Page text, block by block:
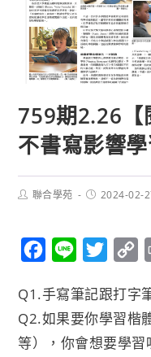
759期2.26【
不書寫影響
聯合學苑 2024-02-
c
e
b
n
e
i
t
t
p
y
L
Q1.手寫筆記跟打字
Q2.如果要你學習楷
等），你會想要學習